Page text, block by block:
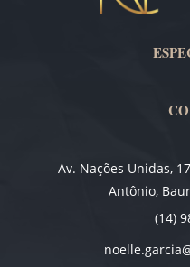
Av. Nações Unidas,
Antônio,
(14)